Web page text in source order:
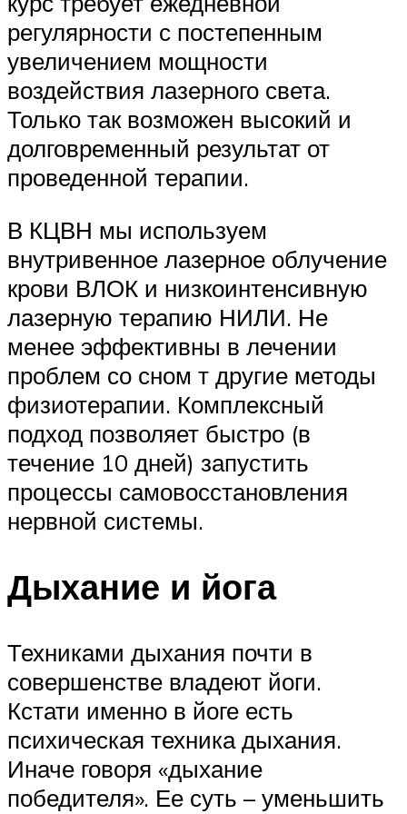
регулярности с постепенным
увеличением мощности
воздействия лазерного света.
Только так возможен высокий и
долговременный результат от
проведенной терапии.
В КЦВН мы используем
внутривенное лазерное облучение
крови ВЛОК и низкоинтенсивную
лазерную терапию НИЛИ. Не
менее эффективны в лечении
проблем со сном т другие методы
физиотерапии. Комплексный
подход позволяет быстро (в
течение 10 дней) запустить
процессы самовосстановления
нервной системы.
Дыхание и йога
Техниками дыхания почти в
совершенстве владеют йоги.
Кстати именно в йоге есть
психическая техника дыхания.
Иначе говоря «дыхание
победителя». Ее суть – уменьшить